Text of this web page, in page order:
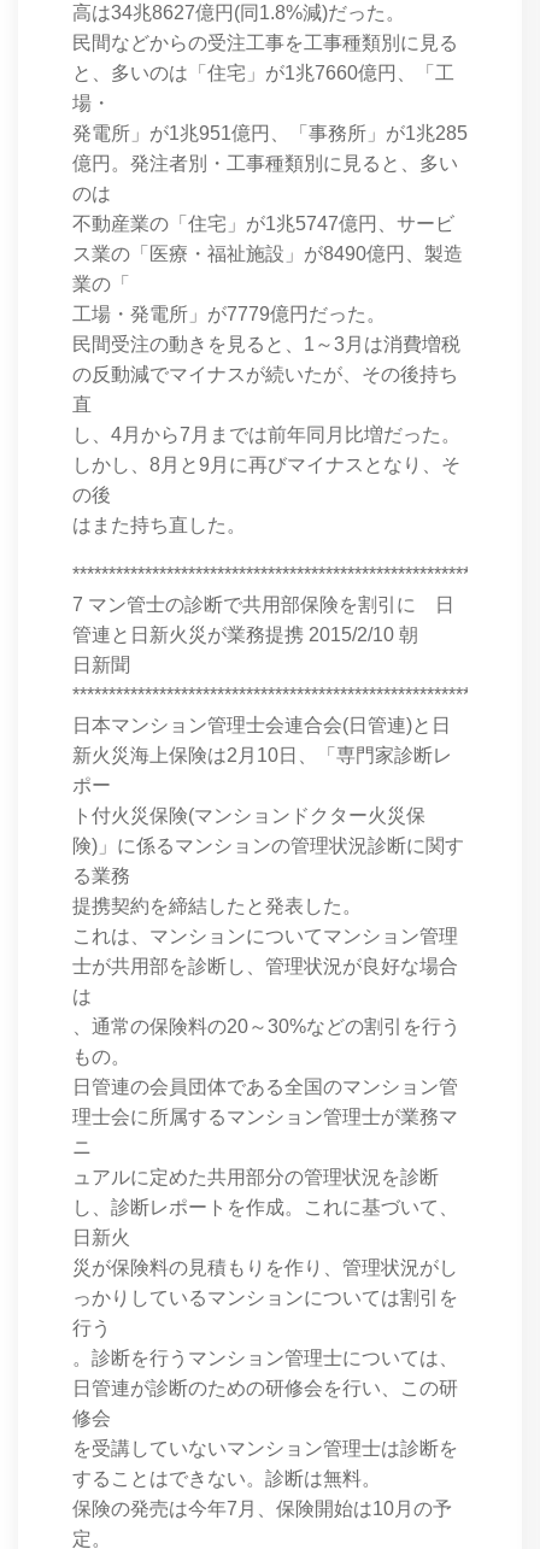
高は34兆8627億円(同1.8%減)だった。
民間などからの受注工事を工事種類別に見る
と、多いのは「住宅」が1兆7660億円、「工
場・
発電所」が1兆951億円、「事務所」が1兆285
億円。発注者別・工事種類別に見ると、多い
のは
不動産業の「住宅」が1兆5747億円、サービ
ス業の「医療・福祉施設」が8490億円、製造
業の「
工場・発電所」が7779億円だった。
民間受注の動きを見ると、1～3月は消費増税
の反動減でマイナスが続いたが、その後持ち
直
し、4月から7月までは前年同月比増だった。
しかし、8月と9月に再びマイナスとなり、そ
の後
はまた持ち直した。
7 マン管士の診断で共用部保険を割引に 日
管連と日新火災が業務提携 2015/2/10 朝
日新聞
日本マンション管理士会連合会(日管連)と日
新火災海上保険は2月10日、「専門家診断レ
ポー
ト付火災保険(マンションドクター火災保
険)」に係るマンションの管理状況診断に関す
る業務
提携契約を締結したと発表した。
これは、マンションについてマンション管理
士が共用部を診断し、管理状況が良好な場合
は
、通常の保険料の20～30%などの割引を行う
もの。
日管連の会員団体である全国のマンション管
理士会に所属するマンション管理士が業務マ
ニ
ュアルに定めた共用部分の管理状況を診断
し、診断レポートを作成。これに基づいて、
日新火
災が保険料の見積もりを作り、管理状況がし
っかりしているマンションについては割引を
行う
。診断を行うマンション管理士については、
日管連が診断のための研修会を行い、この研
修会
を受講していないマンション管理士は診断を
することはできない。診断は無料。
保険の発売は今年7月、保険開始は10月の予
定。